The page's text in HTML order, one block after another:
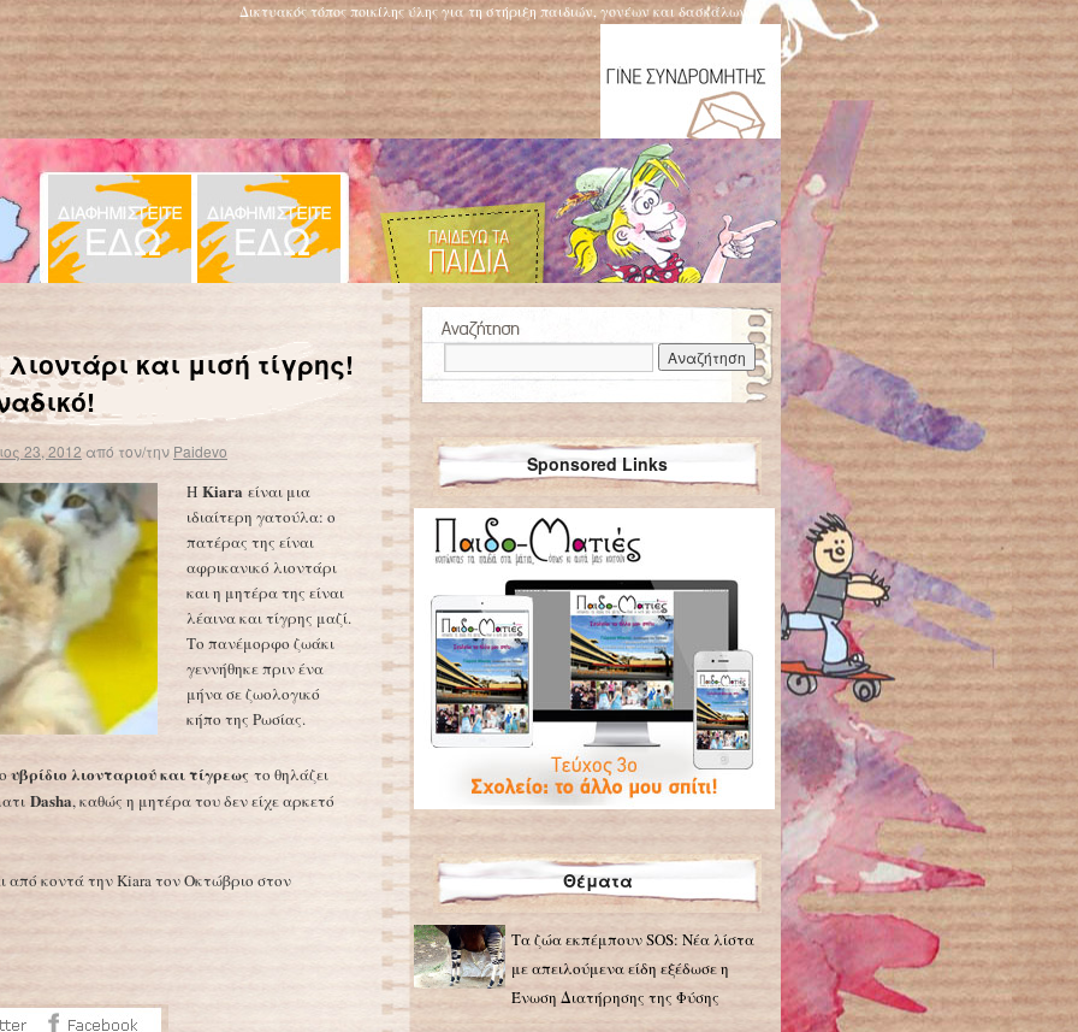
Δικτυακός τόπος ποικίλης ύλης για τη στήριξη παιδιών, γονέων και δασκάλων
και μισή τίγρης!
23, 2012 από τον/την Paidevo
Η Kiara είναι μια
ιδιαίτερη γατούλα: ο
πατέρας της είναι
αφρικανικό λιοντάρι
και η μητέρα της είναι
λέαινα και τίγρης μαζί.
Το πανέμορφο ζωάκι
γεννήθηκε πριν ένα
μήνα σε ζωολογικό
κήπο της Ρωσίας.
υβρίδιο λιονταριού και τίγρεως το θηλάζει
Dasha, καθώς η μητέρα του δεν είχε αρκετό
από κοντά την Kiara τον Οκτώβριο στον
Sponsored Links
Θέματα
Τα ζώα εκπέμπουν SOS: Νέα λίστα
με απειλούμενα είδη εξέδωσε η
Ένωση Διατήρησης της Φύσης